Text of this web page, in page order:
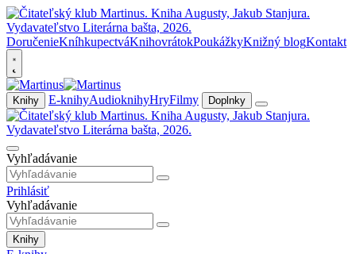
DoručenieKníhkupectváKnihovrátokPoukážkyKnižný blogKontakt
Knihy E-knihyAudioknihyHryFilmy Doplnky
Vyhľadávanie
Prihlásiť
Vyhľadávanie
Knihy